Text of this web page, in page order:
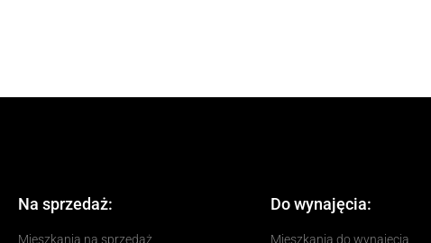
Na sprzedaż:
Mieszkania na sprzedaż
Do wynajęcia:
Mieszkania do wynajęcia